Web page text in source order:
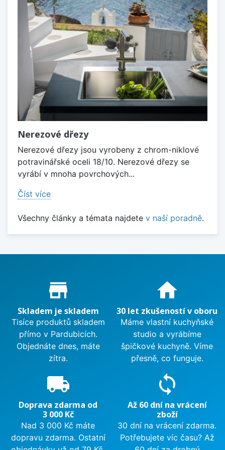
Nerezové dřezy
Nerezové dřezy jsou vyrobeny z chrom-niklové
potravinářské oceli 18/10. Nerezové dřezy se
vyrábí v mnoha povrchových...
Číst více
Všechny články a témata najdete v naší poradně.
Proč nakupovat u nás?
store_mall_directory
Skladem je skladem
Tisíce produktů skladem
přímo v Pardubicích.
Objednáte dnes, máte
zítra.
home
30 let zkušeností v oboru
Máme vlastní kuchyňské
studio a vyrábíme
špičkové kuchyně. Víme
přesně, co funguje.
local_shipping
Doprava zdarma od
3 000 Kč
Nad 3 000 Kč máte
dopravu zdarma. Ostatní
sync
Až 60 dní na vrácení
zboží
30 dní na vrácení zdarma.
Potřebujete víc času? Až